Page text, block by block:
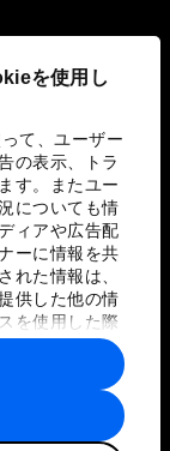
を使用し
て、ユーザー
の表示、トラ
す。またユー
についても情
ィアや広告配
ーに情報を共
れた情報は、
供した他の情
を使用した際
され、各パー
とがありま
約